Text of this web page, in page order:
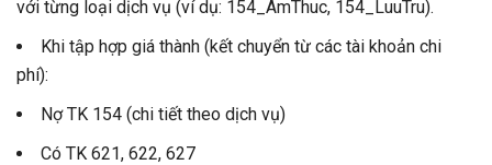
với từng loại dịch vụ (ví dụ: 154_AmThuc, 154_LuuTru).
Khi tập hợp giá thành (kết chuyển từ các tài khoản chi
phí):
Nợ TK 154 (chi tiết theo dịch vụ)
Có TK 621, 622, 627